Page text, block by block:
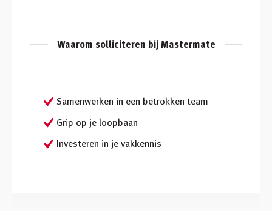
Waarom solliciteren bij Mastermate
Samenwerken in een betrokken team
Grip op je loopbaan
Investeren in je vakkennis